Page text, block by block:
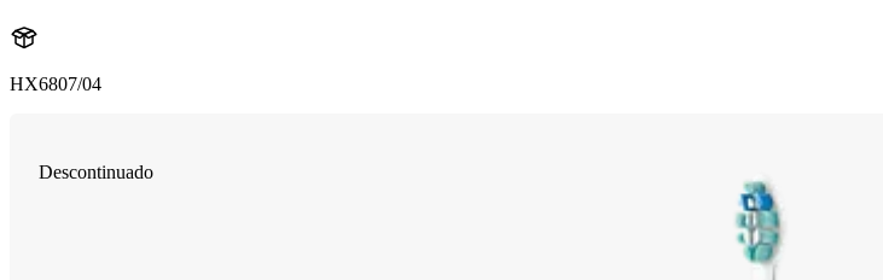
HX6807/04
Descontinuado